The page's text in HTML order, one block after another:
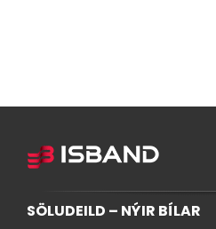
SÖLUDEILD – NÝIR BÍLAR